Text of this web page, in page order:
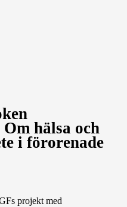
hälsa och
i förorenade
projekt med